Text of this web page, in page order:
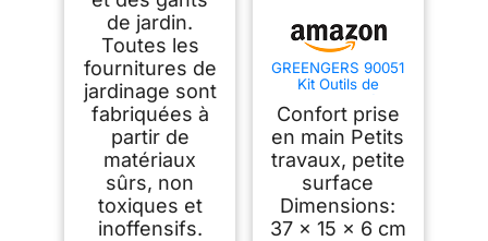
de jardin.
Toutes les
fournitures de
jardinage sont
fabriquées à
partir de
matériaux
sûrs, non
toxiques et
inoffensifs.
GREENGERS 90051
Kit Outils de
– Ensemble Balcon
et Petites Surfaces –
Pelle à Terreau
Transplantoir Râteau
à Fleurs Fourche –
Jardinage Maison
Confort prise
en main Petits
travaux, petite
surface
Dimensions:
37 x 15 x 6 cm